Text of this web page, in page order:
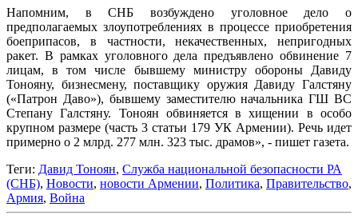
Напомним, в СНБ возбуждено уголовное дело о
предполагаемых злоупотреблениях в процессе приобретения
боеприпасов, в частности, некачественных, непригодных
ракет. В рамках уголовного дела предъявлено обвинение 7
лицам, в том числе бывшему министру обороны Давиду
Тонояну, бизнесмену, поставщику оружия Давиду Галстяну
(«Патрон Даво»), бывшему заместителю начальника ГШ ВС
Степану Галстяну. Тоноян обвиняется в хищении в особо
крупном размере (часть 3 статьи 179 УК Армении). Речь идет
примерно о 2 млрд. 277 млн. 323 тыс. драмов», - пишет газета.
Теги: Давид Тоноян, Служба национальной безопасности РА
(СНБ), Новости, новости Армении, Политика, Правительство,
Армия, Война